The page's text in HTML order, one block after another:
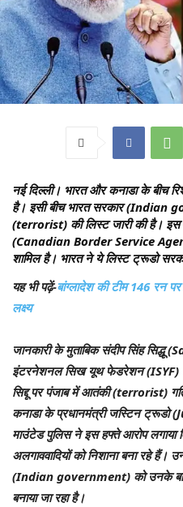
नई दिल्ली। भारत और कनाडा के बीच
है। इसी बीच भारत सरकार (Indian
(terrorist) की लिस्ट जारी की है। इस
(Canadian Border Service
शामिल है। भारत ने ये लिस्ट ट्रूडो
यह भी पढ़ें-बांग्लादेश की टीम 146 रन
लक्ष्य
जानकारी के मुताबिक संदीप सिंह सिद्धू
इंटरनेशनल सिख यूथ फेडरेशन (ISYF)
सिद्दू पर पंजाब में आतंकी (terrorist)
कनाडा के प्रधानमंत्री जस्टिन
माउंटेड पुलिस ने इस हफ्ते आरोप लगाया
अलगाववादियों को निशाना बना रहे हैं।
(Indian government) को उनके बारे
बनाया जा रहा है।